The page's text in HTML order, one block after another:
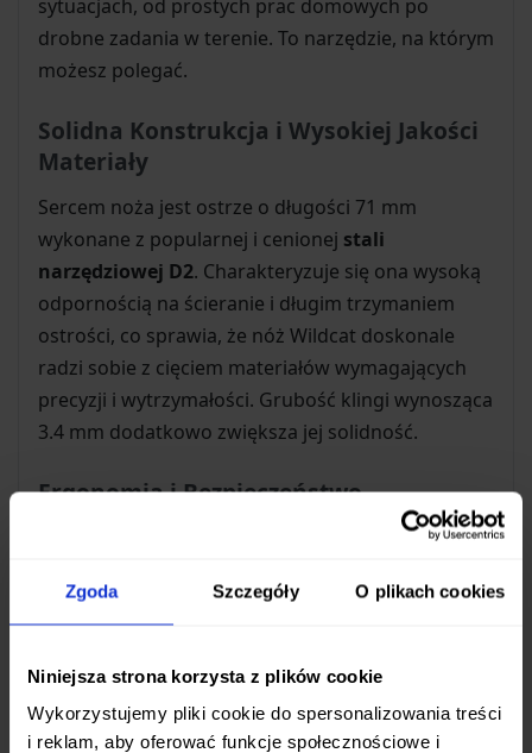
Zgoda Szczegóły O plikach cookies
Niniejsza strona korzysta z plików cookie
Wykorzystujemy pliki cookie do spersonalizowania treści
i reklam, aby oferować funkcje społecznościowe i
sytuacjach, od prostych prac domowych po
drobne zadania w terenie. To narzędzie, na którym
możesz polegać.
Solidna Konstrukcja i Wysokiej Jakości
Materiały
Sercem noża jest ostrze o długości 71 mm
wykonane z popularnej i cenionej stali
narzędziowej D2. Charakteryzuje się ona wysoką
odpornością na ścieranie i długim trzymaniem
ostrości, co sprawia, że nóż Wildcat doskonale
radzi sobie z cięciem materiałów wymagających
precyzji i wytrzymałości. Grubość klingi wynosząca
3.4 mm dodatkowo zwiększa jej solidność.
Ergonomia i Bezpieczeństwo
Rękojeść noża wykonana jest z trwałego i lekkiego
trudnych warunkach, jest odporny na wilgoć i
zmiany temperatury. Bezpieczeństwo użytkowania
gwarantuje sprawdzona
blokada Linerlock
przypadkowym złożeniem podczas pracy.